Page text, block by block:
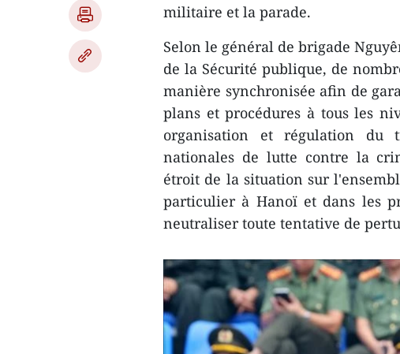
militaire et la parade.
Selon le général de brigade
de la Sécurité publique, de
manière synchronisée afin de
plans et procédures à tous les
organisation et régulation du
nationales de lutte contre la
étroit de la situation sur
particulier à Hanoï et dans les
neutraliser toute tentative de